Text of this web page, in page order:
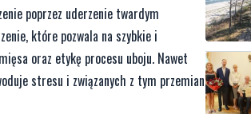
poprzez uderzenie twardym
które pozwala na szybkie i
oraz etykę procesu uboju. Nawet
stresu i związanych z tym przemian